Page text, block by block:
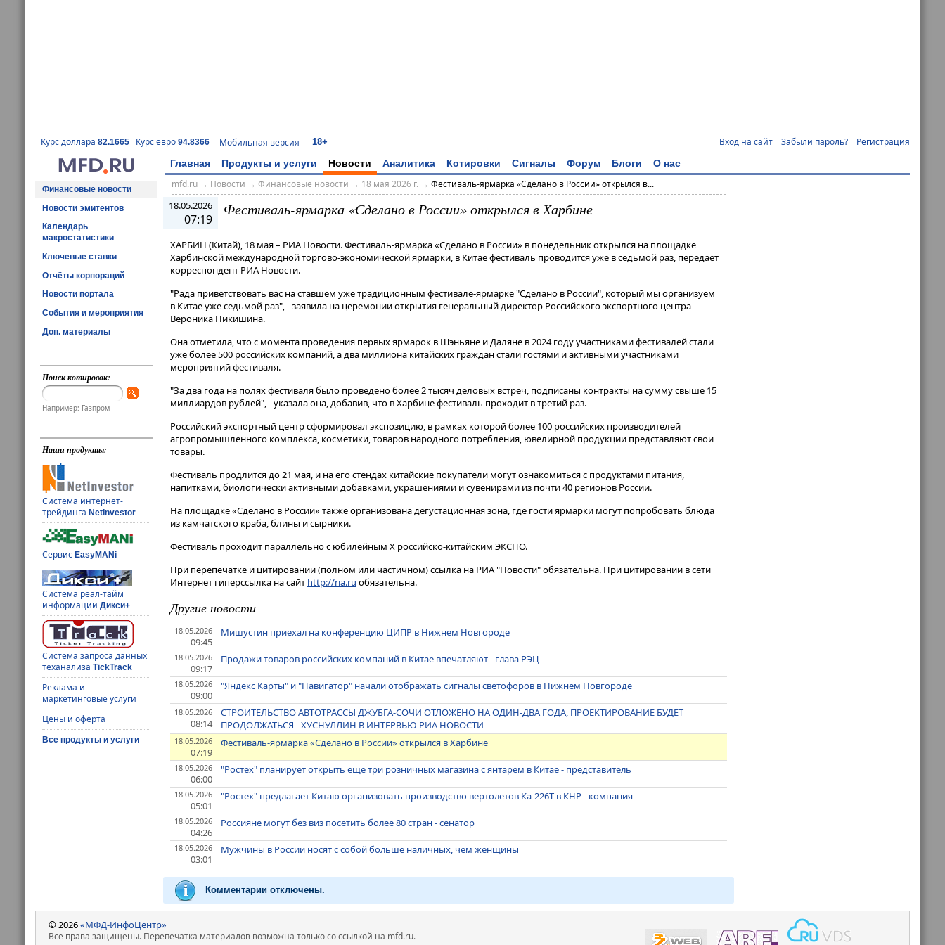
Курс доллара 82.1665 Курс евро 94.8366 Мобильная версия 18+ Вход на сайт Забыли пароль? Регистрация
Главная Продукты и услуги Новости Аналитика Котировки Сигналы Форум Блоги О нас
Финансовые новости
Новости эмитентов
Календарь
макростатистики
Ключевые ставки
Отчёты корпораций
Новости портала
События и мероприятия
Доп. материалы
Поиск котировок:
Например: Газпром
Наши продукты:
Система интернет-
трейдингаNetInvestor
СервисEasyMANi
Система реал-тайм
информацииДикси+
Система запроса данных
теханализаTickTrack
Реклама и
маркетинговые услуги
Цены и оферта
Все продукты и услуги
mfd.ru→ Новости → Финансовые новости → 18 мая 2026 г. → Фестиваль-ярмарка «Сделано в России» открылся в...
18.05.2026
07:19
Фестиваль-ярмарка «Сделано в России» открылся в Харбине
ХАРБИН (Китай), 18 мая – РИА Новости. Фестиваль-ярмарка «Сделано в России» в понедельник открылся на площадке
Харбинской международной торгово-экономической ярмарки, в Китае фестиваль проводится уже в седьмой раз, передает
корреспондент РИА Новости.
"Рада приветствовать вас на ставшем уже традиционным фестивале-ярмарке "Сделано в России", который мы организуем
в Китае уже седьмой раз", - заявила на церемонии открытия генеральный директор Российского экспортного центра
Вероника Никишина​​​.
Она отметила, что с момента проведения первых ярмарок в Шэньяне и Даляне в 2024 году участниками фестивалей стали
уже более 500 российских компаний, а два миллиона китайских граждан стали гостями и активными участниками
мероприятий фестиваля.
"За два года на полях фестиваля было проведено более 2 тысяч деловых встреч, подписаны контракты на сумму свыше 15
миллиардов рублей", - указала она, добавив, что в Харбине фестиваль проходит в третий раз.
Российский экспортный центр сформировал экспозицию, в рамках которой более 100 российских производителей
агропромышленного комплекса, косметики, товаров народного потребления, ювелирной продукции представляют свои
товары.
Фестиваль продлится до 21 мая, и на его стендах китайские покупатели могут ознакомиться с продуктами питания,
напитками, биологически активными добавками, украшениями и сувенирами из почти 40 регионов России.
На площадке «Сделано в России» также организована дегустационная зона, где гости ярмарки могут попробовать блюда
из камчатского краба, блины и сырники.
Фестиваль проходит параллельно с юбилейным X российско-китайским ЭКСПО.
При перепечатке и цитировании (полном или частичном) ссылка на РИА "Новости" обязательна. При цитировании в сети
Интернет гиперссылка на сайт http://ria.ru обязательна.
Другие новости
18.05.2026
09:45
Мишустин приехал на конференцию ЦИПР в Нижнем Новгороде
18.05.2026
09:17
Продажи товаров российских компаний в Китае впечатляют - глава РЭЦ
18.05.2026
09:00
"Яндекс Карты" и "Навигатор" начали отображать сигналы светофоров в Нижнем Новгороде
18.05.2026
08:14
СТРОИТЕЛЬСТВО АВТОТРАССЫ ДЖУБГА-СОЧИ ОТЛОЖЕНО НА ОДИН-ДВА ГОДА, ПРОЕКТИРОВАНИЕ БУДЕТ
ПРОДОЛЖАТЬСЯ - ХУСНУЛЛИН В ИНТЕРВЬЮ РИА НОВОСТИ
18.05.2026
07:19
Фестиваль-ярмарка «Сделано в России» открылся в Харбине
18.05.2026
06:00
"Ростех" планирует открыть еще три розничных магазина с янтарем в Китае - представитель
18.05.2026
05:01
"Ростех" предлагает Китаю организовать производство вертолетов Ка-226Т в КНР - компания
18.05.2026
04:26
Россияне могут без виз посетить более 80 стран - сенатор
18.05.2026
03:01
Мужчины в России носят с собой больше наличных, чем женщины
Комментарии отключены.
© 2026«МФД-ИнфоЦентр»
Все права защищены. Перепечатка материалов возможна только со ссылкой на mfd.ru.